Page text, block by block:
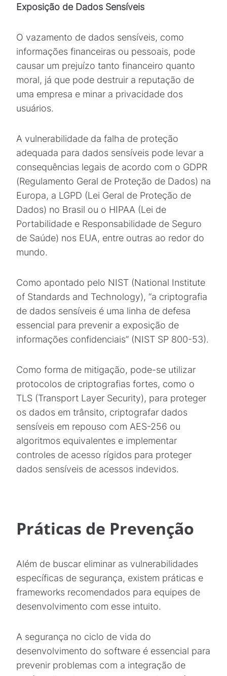
Exposição de Dados Sensíveis
O vazamento de dados sensíveis, como
informações financeiras ou pessoais, pode
causar um prejuízo tanto financeiro quanto
moral, já que pode destruir a reputação de
uma empresa e minar a privacidade dos
usuários.
A vulnerabilidade da falha de proteção
adequada para dados sensíveis pode levar a
consequências legais de acordo com o GDPR
(Regulamento Geral de Proteção de Dados) na
Europa, a LGPD (Lei Geral de Proteção de
Dados) no Brasil ou o HIPAA (Lei de
Portabilidade e Responsabilidade de Seguro
de Saúde) nos EUA, entre outras ao redor do
mundo.
Como apontado pelo NIST (National Institute
of Standards and Technology), “a criptografia
de dados sensíveis é uma linha de defesa
essencial para prevenir a exposição de
informações confidenciais” (NIST SP 800-53).
Como forma de mitigação, pode-se utilizar
protocolos de criptografias fortes, como o
TLS (Transport Layer Security), para proteger
os dados em trânsito, criptografar dados
sensíveis em repouso com AES-256 ou
algoritmos equivalentes e implementar
controles de acesso rígidos para proteger
dados sensíveis de acessos indevidos.
Práticas de Prevenção
Além de buscar eliminar as vulnerabilidades
específicas de segurança, existem práticas e
frameworks recomendados para equipes de
desenvolvimento com esse intuito.
A segurança no ciclo de vida do
desenvolvimento do software é essencial para
prevenir problemas com a integração de